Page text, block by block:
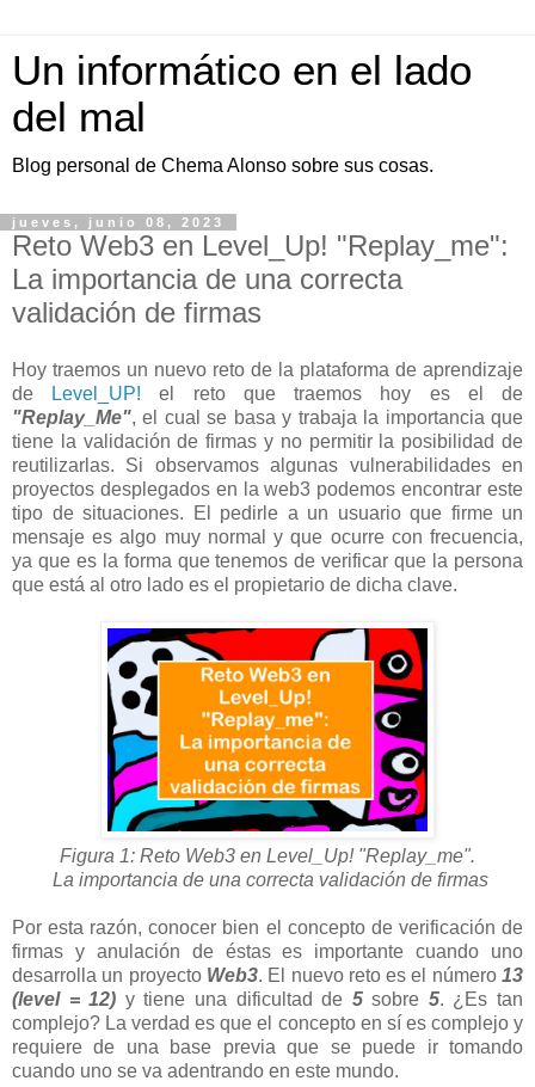
Un informático en el lado
del mal
Blog personal de Chema Alonso sobre sus cosas.
jueves, junio 08, 2023
Reto Web3 en Level_Up! "Replay_me":
La importancia de una correcta
validación de firmas
Hoy traemos un nuevo reto de la plataforma de aprendizaje
de
Level_UP! el reto que traemos hoy es el de
"Replay_Me", el cual se basa y trabaja la importancia que
tiene la validación de firmas y no permitir la posibilidad de
reutilizarlas. Si observamos algunas vulnerabilidades en
proyectos desplegados en la web3 podemos encontrar este
tipo de situaciones. El pedirle a un usuario que firme un
mensaje es algo muy normal y que ocurre con frecuencia,
ya que es la forma que tenemos de verificar que la persona
que está al otro lado es el propietario de dicha clave.
Figura 1: Reto Web3 en Level_Up! "Replay_me".
La importancia de una correcta validación de firmas
Por esta razón, conocer bien el concepto de verificación de
firmas y anulación de éstas es importante cuando uno
desarrolla un proyecto Web3. El nuevo reto es el número13
(level = 12) y tiene una dificultad de 5sobre 5. ¿Es tan
complejo? La verdad es que el concepto en sí es complejo y
requiere de una base previa que se puede ir tomando
cuando uno se va adentrando en este mundo.